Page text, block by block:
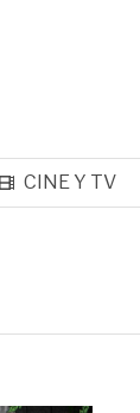
CINE Y TV